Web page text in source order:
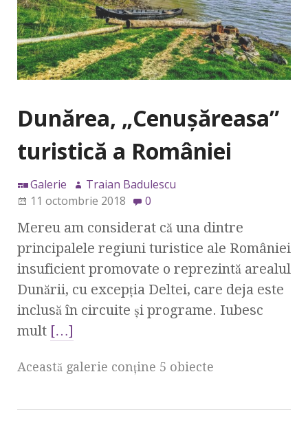
Dunărea, „Cenuşăreasa”
turistică a României
Galerie
Traian Badulescu
11 octombrie 2018
0
Mereu am considerat că una dintre
principalele regiuni turistice ale României
insuficient promovate o reprezintă arealul
Dunării, cu excepţia Deltei, care deja este
inclusă în circuite şi programe. Iubesc
mult […]
Această galerie conţine 5 obiecte